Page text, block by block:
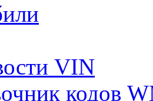
VIN
кодов